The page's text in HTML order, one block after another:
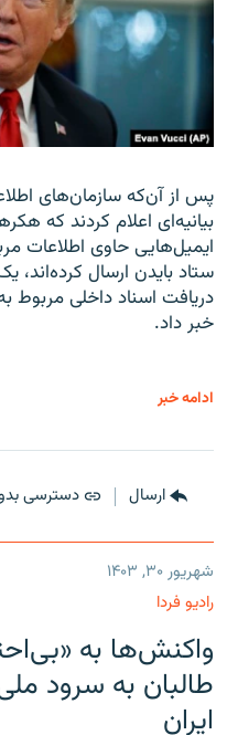
پس از آن‌که سازمان‌های
بیانیه‌ای اعلام کردند که
ایمیل‌هایی حاوی اطلاعات
ستاد بایدن ارسال کرده‌اند،
دریافت اسناد داخلی مربوط
خبر داد.
ادامه خبر
ارسال دسترسی
شهریور ۳۰, ۱۴۰۳
رادیو فردا
واکنش‌ها به
طالبان به سرود
ایران